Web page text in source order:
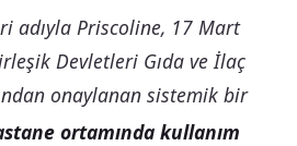
adıyla Priscoline, 17 Mart
Devletleri Gıda ve İlaç
onaylanan sistemik bir
ortamında kullanım